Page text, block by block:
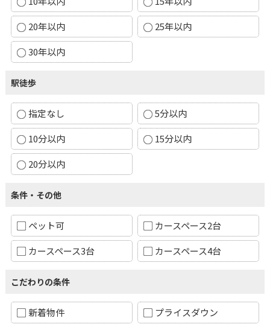
20年以内
25年以内
30年以内
駅徒歩
指定なし
5分以内
10分以内
15分以内
20分以内
条件・その他
ペット可
カースペース2台
カースペース3台
カースペース4台
こだわりの条件
新着物件
プライスダウン